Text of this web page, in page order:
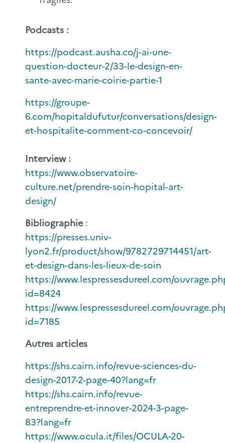
Podcasts :
https://podcast.ausha.co/j-ai-une-
question-docteur-2/33-le-design-en-
sante-avec-marie-coirie-partie-1
https://groupe-
6.com/hopitaldufutur/conversations/design-
et-hospitalite-comment-co-concevoir/
Interview :
https://www.observatoire-
culture.net/prendre-soin-hopital-art-
design/
Bibliographie :
https://presses.univ-
lyon2.fr/product/show/9782729714451/art-
et-design-dans-les-lieux-de-soin
https://www.lespressesdureel.com/
id=8424
https://www.lespressesdureel.com/
id=7185
Autres articles
https://shs.cairn.info/revue-sciences-du-
design-2017-2-page-40?lang=fr
https://shs.cairn.info/revue-
entreprendre-et-innover-2024-3-page-
83?lang=fr
https://www.ocula.it/files/OCULA-20-